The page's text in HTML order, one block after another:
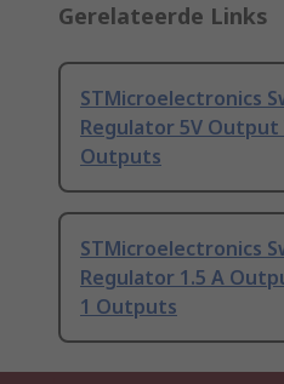
Gerelateerde Links
STMicroelectronics
Regulator 5V Output
Outputs
STMicroelectronics
Regulator 1.5 A
1 Outputs